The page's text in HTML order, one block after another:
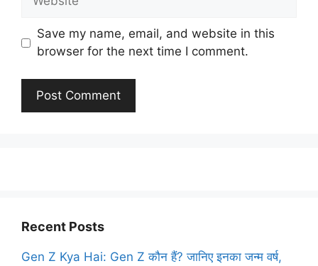
Save my name, email, and website in this
browser for the next time I comment.
Recent Posts
Gen Z Kya Hai: Gen Z कौन हैं? जानिए इनका जन्म वर्ष,